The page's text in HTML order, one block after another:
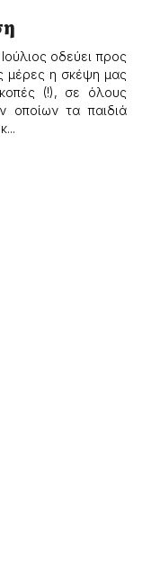
οδεύει προς
μέρες η σκέψη μας
(!), σε όλους
οποίων τα παιδιά